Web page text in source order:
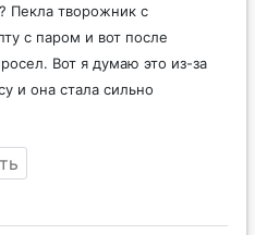
Пекла творожник с
с паром и вот после
Вот я думаю это из-за
и она стала сильно